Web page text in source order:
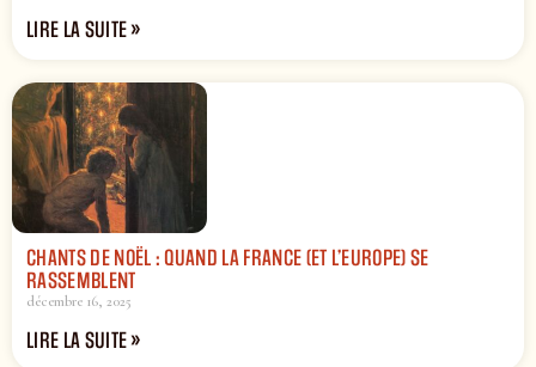
LIRE LA SUITE »
CHANTS DE NOËL : QUAND LA FRANCE (ET L’EUROPE) SE
RASSEMBLENT
décembre 16, 2025
LIRE LA SUITE »